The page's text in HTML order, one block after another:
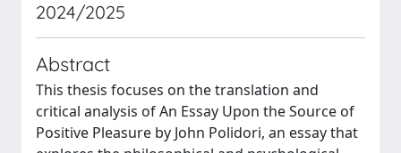
2024/2025
Abstract
This thesis focuses on the translation and
critical analysis of An Essay Upon the Source of
Positive Pleasure by John Polidori, an essay that